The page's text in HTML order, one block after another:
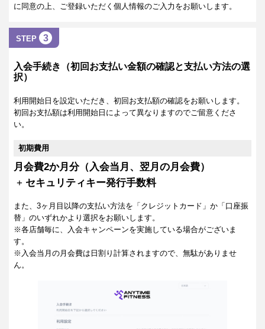
に同意の上、ご登録いただく個人情報のご入力をお願いします。
STEP 3
入会手続き（初回お支払い金額の確認と支払い方法の選
択）
利用開始日を設定いただき、初回お支払額の確認をお願いします。
初回お支払額は利用開始日によって異なりますのでご留意くださ
い。
初期費用
月会費2か月分（入会当月、翌月の月会費）
+ セキュリティキー発行手数料
また、3ヶ月目以降の支払い方法を「クレジットカード」か「口座振
替」のいずれかより選択をお願いします。
※各店舗毎に、入会キャンペーンを実施している場合がございま
す。
※入会当月の月会費は日割り計算されますので、無駄がありませ
ん。